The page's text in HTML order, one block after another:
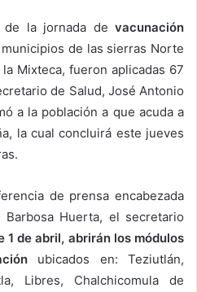
la jornada de vacunación
de las sierras Norte
Mixteca, fueron aplicadas 67
de Salud, José Antonio
a la población a que acuda a
la cual concluirá este jueves
de prensa encabezada
Huerta, el secretario
1 de abril, abrirán los módulos
ubicados en: Teziutlán,
Libres, Chalchicomula de